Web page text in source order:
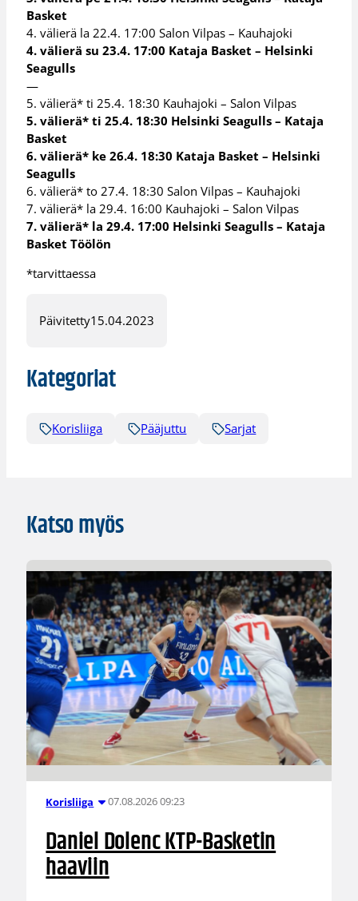
Basket
4. välierä la 22.4. 17:00 Salon Vilpas – Kauhajoki
4. välierä su 23.4. 17:00 Kataja Basket – Helsinki
Seagulls
—
5. välierä* ti 25.4. 18:30 Kauhajoki – Salon Vilpas
5. välierä* ti 25.4. 18:30 Helsinki Seagulls – Kataja
Basket
6. välierä* ke 26.4. 18:30 Kataja Basket – Helsinki
Seagulls
6. välierä* to 27.4. 18:30 Salon Vilpas – Kauhajoki
7. välierä* la 29.4. 16:00 Kauhajoki – Salon Vilpas
7. välierä* la 29.4. 17:00 Helsinki Seagulls – Kataja
Basket Töölön
*tarvittaessa
Päivitetty15.04.2023
Kategoriat
Korisliiga Pääjuttu Sarjat
Katso myös
Korisliiga 07.08.2026 09:23
Daniel Dolenc KTP-Basketin
haaviin